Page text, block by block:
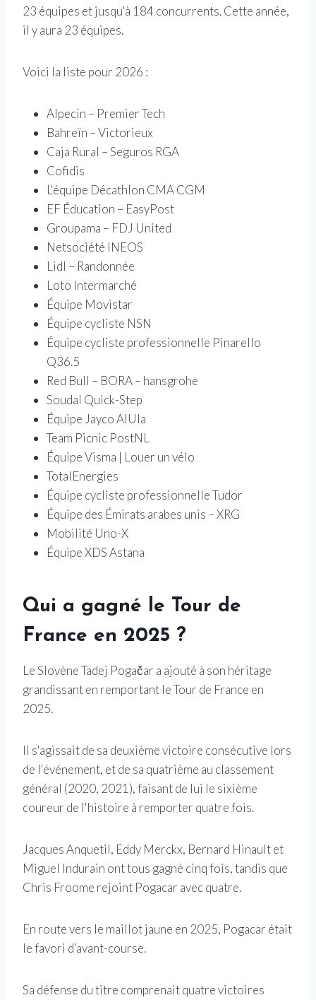
23 équipes et jusqu'à 184 concurrents. Cette année,
il y aura 23 équipes.
Voici la liste pour 2026 :
Alpecin – Premier Tech
Bahreïn – Victorieux
Caja Rural – Seguros RGA
Cofidis
L'équipe Décathlon CMA CGM
EF Éducation – EasyPost
Groupama – FDJ United
Netsociété INEOS
Lidl – Randonnée
Loto Intermarché
Équipe Movistar
Équipe cycliste NSN
Équipe cycliste professionnelle Pinarello
Q36.5
Red Bull – BORA – hansgrohe
Soudal Quick-Step
Équipe Jayco AlUla
Team Picnic PostNL
Équipe Visma | Louer un vélo
TotalEnergies
Équipe cycliste professionnelle Tudor
Équipe des Émirats arabes unis – XRG
Mobilité Uno-X
Équipe XDS Astana
Qui a gagné le Tour de
France en 2025 ?
Le Slovène Tadej Pogačar a ajouté à son héritage
grandissant en remportant le Tour de France en
2025.
Il s'agissait de sa deuxième victoire consécutive lors
de l'événement, et de sa quatrième au classement
général (2020, 2021), faisant de lui le sixième
coureur de l'histoire à remporter quatre fois.
Jacques Anquetil, Eddy Merckx, Bernard Hinault et
Miguel Indurain ont tous gagné cinq fois, tandis que
Chris Froome rejoint Pogacar avec quatre.
En route vers le maillot jaune en 2025, Pogacar était
le favori d’avant-course.
Sa défense du titre comprenait quatre victoires